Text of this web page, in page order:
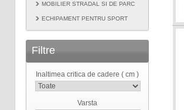
MOBILIER STRADAL SI DE PARC
ECHIPAMENT PENTRU SPORT
Filtre
Inaltimea critica de cadere ( cm )
Varsta